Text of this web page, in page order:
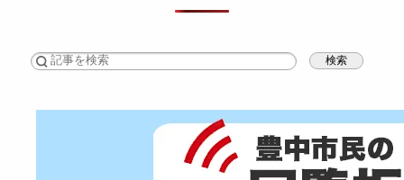
検索